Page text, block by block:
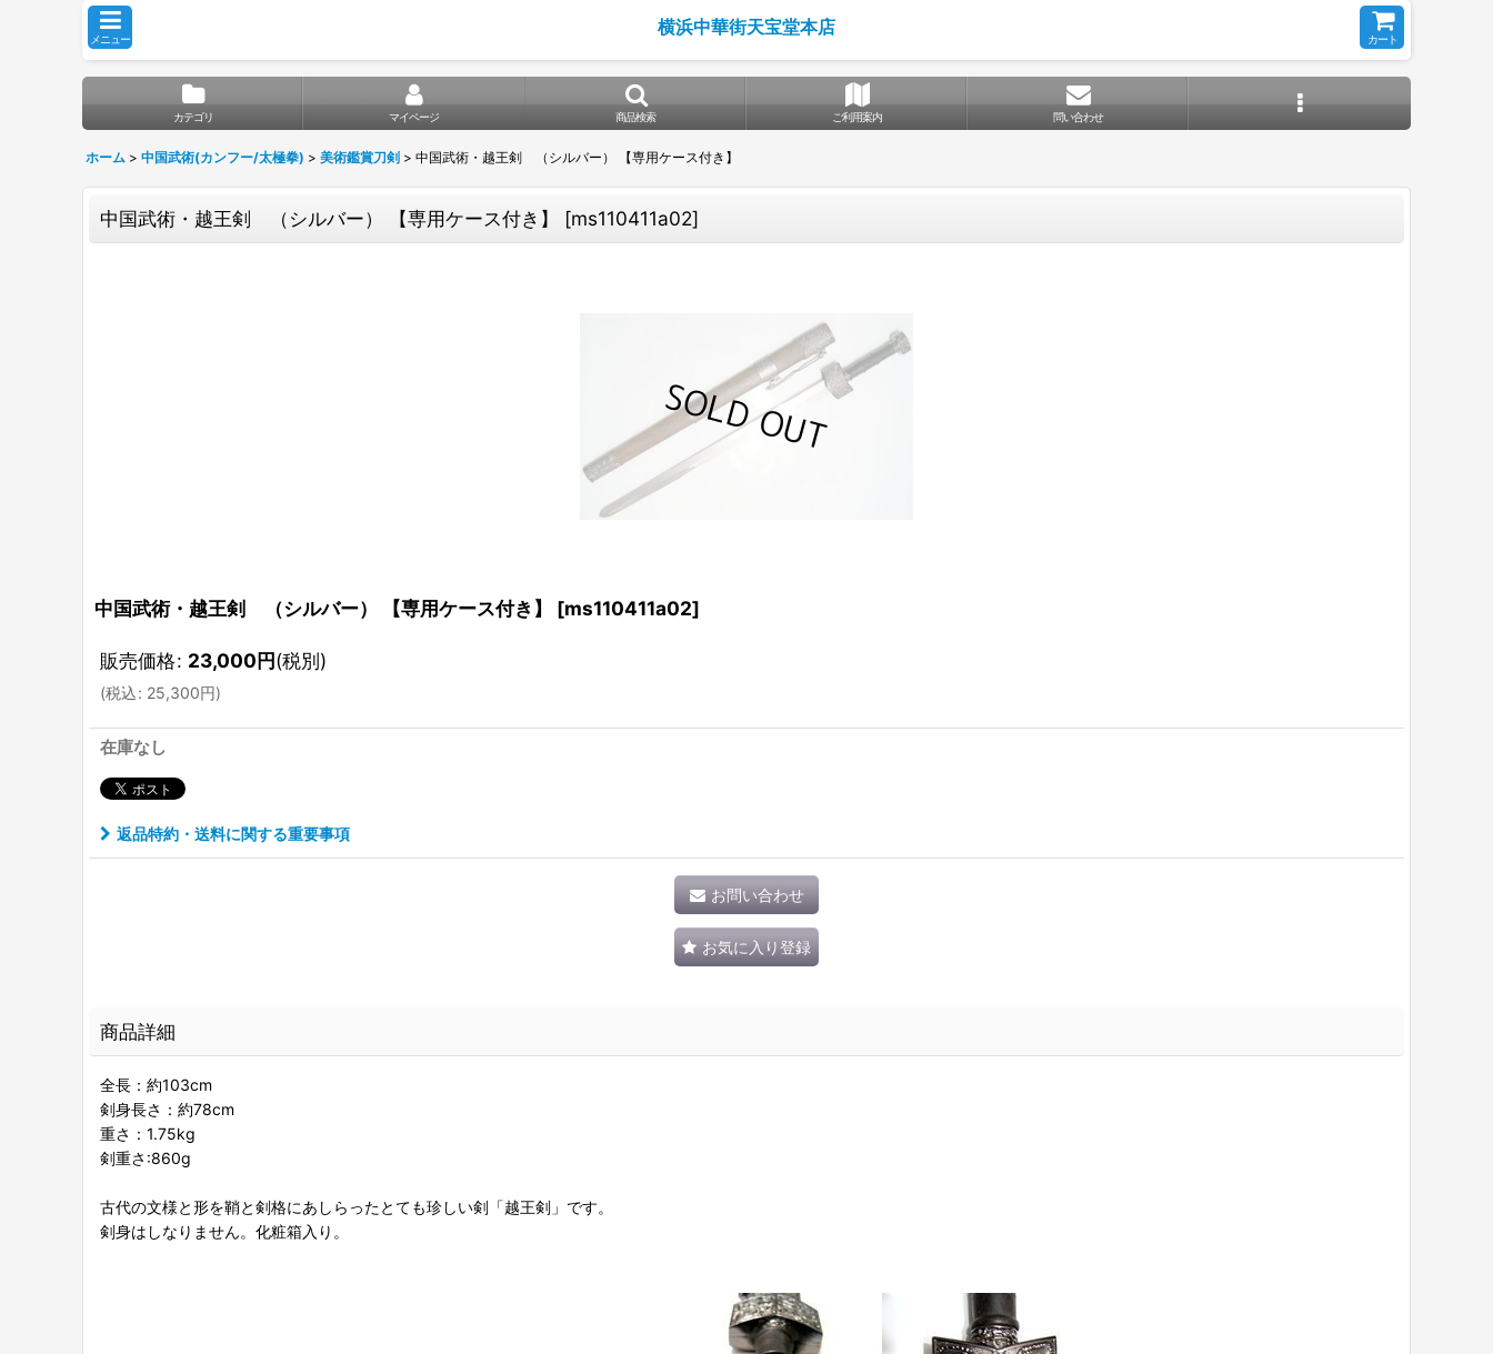
メニュー
横浜中華街天宝堂本店
カート
カテゴリ マイページ 商品検索 ご利用案内 問い合わせ
ホーム > 中国武術(カンフー/太極拳) > 美術鑑賞刀剣 > 中国武術・越王剣 （シルバー） 【専用ケース付き】
中国武術・越王剣 （シルバー） 【専用ケース付き】 [ms110411a02]
中国武術・越王剣 （シルバー） 【専用ケース付き】 [ms110411a02]
販売価格: 23,000円(税別)
(税込: 25,300円)
在庫なし
返品特約・送料に関する重要事項
お問い合わせ
お気に入り登録
商品詳細
全長：約103cm
剣身長さ：約78cm
重さ：1.75kg
剣重さ:860g
古代の文様と形を鞘と剣格にあしらったとても珍しい剣「越王剣」です。
剣身はしなりません。化粧箱入り。